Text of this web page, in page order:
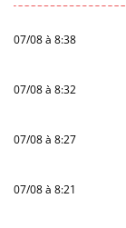
07/08 à 8:38
07/08 à 8:32
07/08 à 8:27
07/08 à 8:21